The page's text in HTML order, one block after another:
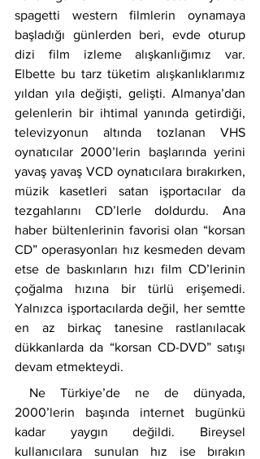
spagetti western filmlerin oynamaya
başladığı günlerden beri, evde oturup
dizi film izleme alışkanlığımız var.
Elbette bu tarz tüketim alışkanlıklarımız
yıldan yıla değişti, gelişti. Almanya’dan
gelenlerin bir ihtimal yanında getirdiği,
televizyonun altında tozlanan VHS
oynatıcılar 2000’lerin başlarında yerini
yavaş yavaş VCD oynatıcılara bırakırken,
müzik kasetleri satan işportacılar da
tezgahlarını CD’lerle doldurdu. Ana
haber bültenlerinin favorisi olan “korsan
CD” operasyonları hız kesmeden devam
etse de baskınların hızı film CD’lerinin
çoğalma hızına bir türlü erişemedi.
Yalnızca işportacılarda değil, her semtte
en az birkaç tanesine rastlanılacak
dükkanlarda da “korsan CD-DVD” satışı
devam etmekteydi.
Ne Türkiye’de ne de dünyada,
2000’lerin başında internet bugünkü
kadar yaygın değildi. Bireysel
kullanıcılara sunulan hız ise bırakın